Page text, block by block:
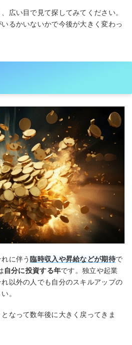
広い目で見て探してみてください。
るかいないかで今後が大きく変わっ
に伴う 臨時収入や昇給などが期待で
自分に投資する年です。独立や起業
以外の人でも自分のスキルアップの
。
なって数年後に大きく戻ってきま